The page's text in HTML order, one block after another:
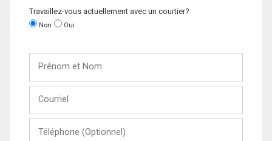
Travaillez-vous actuellement avec un courtier?
Non Oui
Nom
(Optionnel)